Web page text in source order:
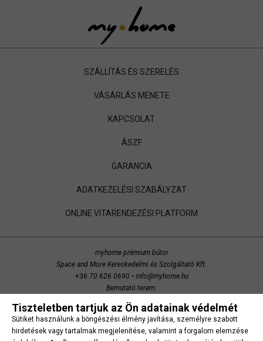
Tiszteletben tartjuk az Ön adatainak védelmét
Sütiket használunk a böngészési élmény javítása, személyre szabott
hirdetések vagy tartalmak megjelenítése, valamint a forgalom elemzése
SZÁLLÍTÁS ÉS SZERELÉS
VÁSÁRLÁS MENETE
KAPCSOLAT
ÁSZF
GARANCIA
ADATKEZELÉSI SZABÁLYZAT
ONLINE VITARENDEZÉSI PLATFORM
myhome prémium bútor
Space and More Kereskedelmi és Szolgáltató Kft.
+36 70 626 0690 • info@myhome.hu
Bemutató terem:
copyright 2014 Space and More. minden jog fenntartva.
Süti beállítások